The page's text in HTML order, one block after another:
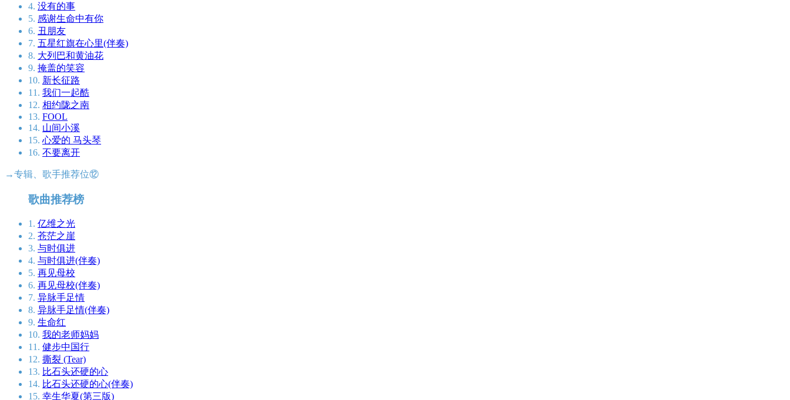
4. 没有的事
5. 感谢生命中有你
6. 丑朋友
7. 五星红旗在心里(伴奏)
8. 大列巴和黄油花
9. 掩盖的笑容
10. 新长征路
11. 我们一起酷
12. 相约陇之南
13. FOOL
14. 山间小溪
15. 心爱的 马头琴
16. 不要离开
→专辑、歌手推荐位⑫
歌曲推荐榜
1. 亿维之光
2. 苍茫之崖
3. 与时俱进
4. 与时俱进(伴奏)
5. 再见母校
6. 再见母校(伴奏)
7. 异脉手足情
8. 异脉手足情(伴奏)
9. 生命红
10. 我的老师妈妈
11. 健步中国行
12. 撕裂 (Tear)
13. 比石头还硬的心
14. 比石头还硬的心(伴奏)
15. 幸生华夏(第三版)